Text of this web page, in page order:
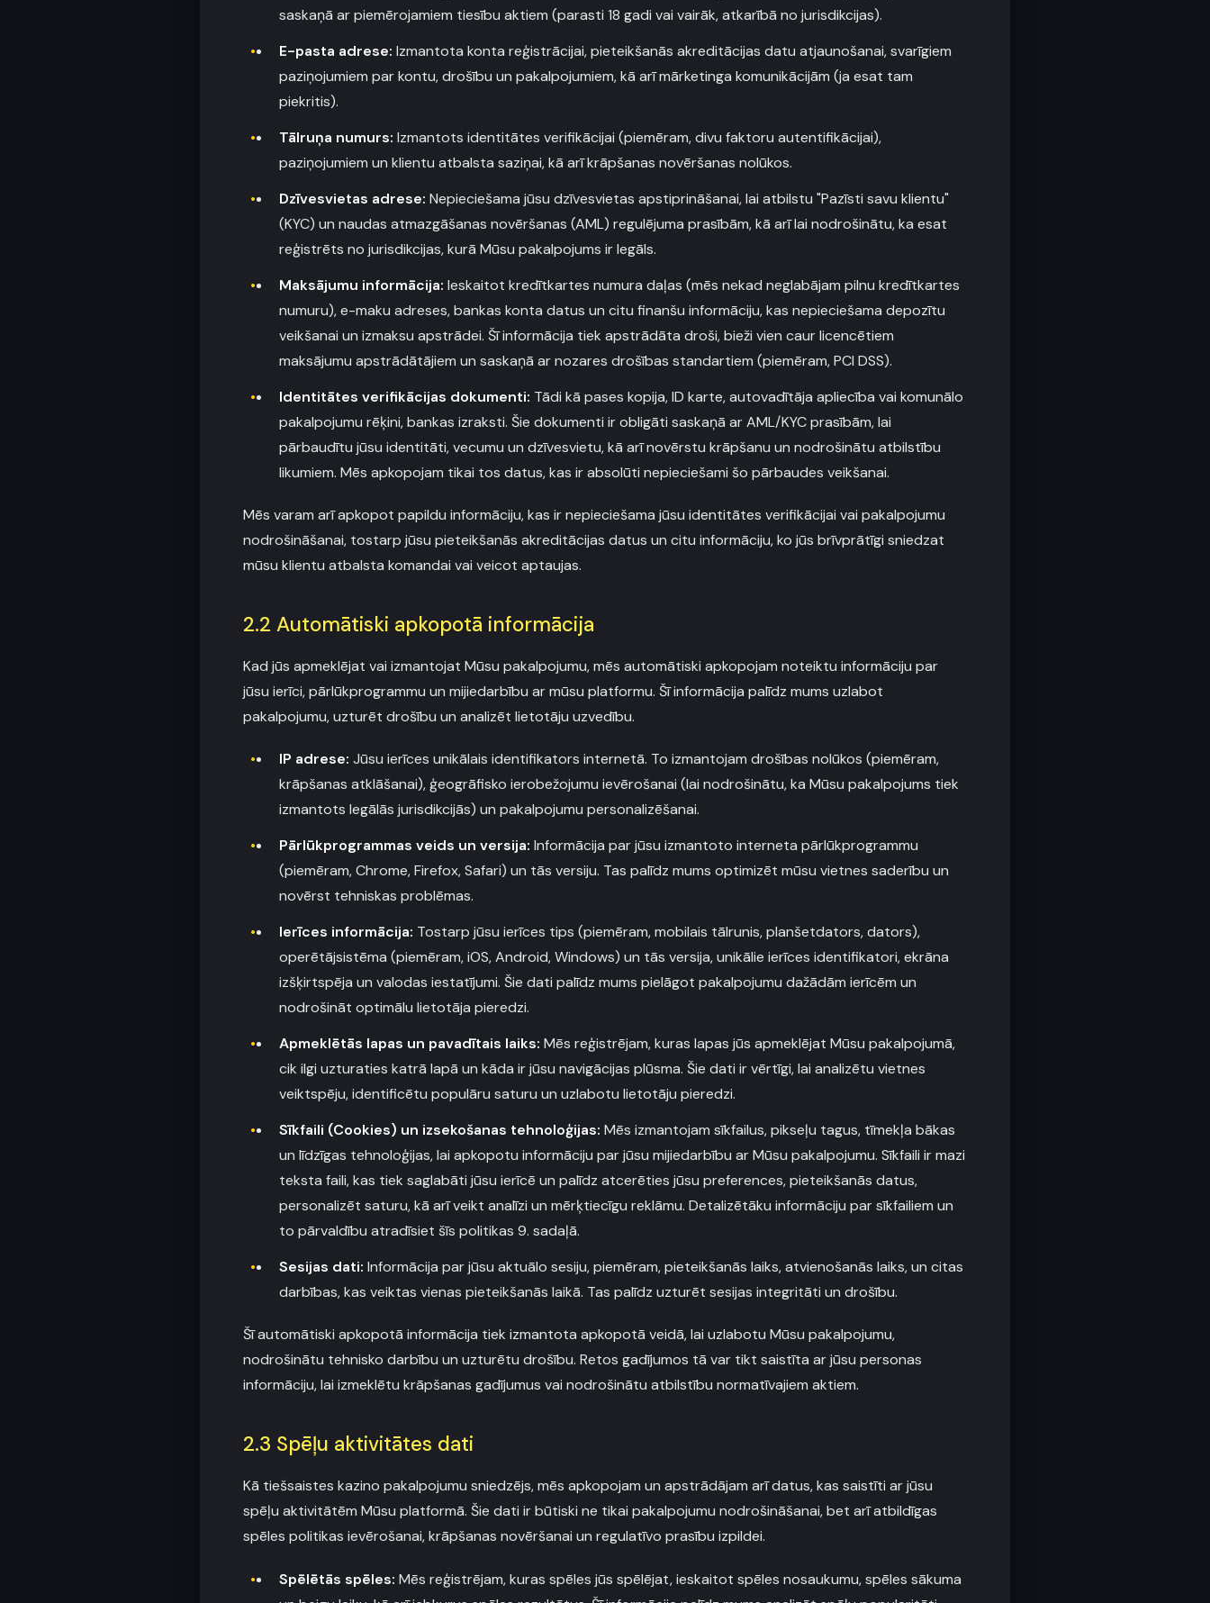
saskaņā ar piemērojamiem tiesību aktiem (parasti 18 gadi vai vairāk, atkarībā no jurisdikcijas).
E-pasta adrese: Izmantota konta reģistrācijai, pieteikšanās akreditācijas datu atjaunošanai, svarīgiem
paziņojumiem par kontu, drošību un pakalpojumiem, kā arī mārketinga komunikācijām (ja esat tam
piekritis).
Tālruņa numurs: Izmantots identitātes verifikācijai (piemēram, divu faktoru autentifikācijai),
paziņojumiem un klientu atbalsta saziņai, kā arī krāpšanas novēršanas nolūkos.
Dzīvesvietas adrese: Nepieciešama jūsu dzīvesvietas apstiprināšanai, lai atbilstu "Pazīsti savu klientu"
(KYC) un naudas atmazgāšanas novēršanas (AML) regulējuma prasībām, kā arī lai nodrošinātu, ka esat
reģistrēts no jurisdikcijas, kurā Mūsu pakalpojums ir legāls.
Maksājumu informācija: Ieskaitot kredītkartes numura daļas (mēs nekad neglabājam pilnu kredītkartes
numuru), e-maku adreses, bankas konta datus un citu finanšu informāciju, kas nepieciešama depozītu
veikšanai un izmaksu apstrādei. Šī informācija tiek apstrādāta droši, bieži vien caur licencētiem
maksājumu apstrādātājiem un saskaņā ar nozares drošības standartiem (piemēram, PCI DSS).
Identitātes verifikācijas dokumenti: Tādi kā pases kopija, ID karte, autovadītāja apliecība vai komunālo
pakalpojumu rēķini, bankas izraksti. Šie dokumenti ir obligāti saskaņā ar AML/KYC prasībām, lai
pārbaudītu jūsu identitāti, vecumu un dzīvesvietu, kā arī novērstu krāpšanu un nodrošinātu atbilstību
likumiem. Mēs apkopojam tikai tos datus, kas ir absolūti nepieciešami šo pārbaudes veikšanai.
Mēs varam arī apkopot papildu informāciju, kas ir nepieciešama jūsu identitātes verifikācijai vai pakalpojumu
nodrošināšanai, tostarp jūsu pieteikšanās akreditācijas datus un citu informāciju, ko jūs brīvprātīgi sniedzat
mūsu klientu atbalsta komandai vai veicot aptaujas.
2.2 Automātiski apkopotā informācija
Kad jūs apmeklējat vai izmantojat Mūsu pakalpojumu, mēs automātiski apkopojam noteiktu informāciju par
jūsu ierīci, pārlūkprogrammu un mijiedarbību ar mūsu platformu. Šī informācija palīdz mums uzlabot
pakalpojumu, uzturēt drošību un analizēt lietotāju uzvedību.
IP adrese: Jūsu ierīces unikālais identifikators internetā. To izmantojam drošības nolūkos (piemēram,
krāpšanas atklāšanai), ģeogrāfisko ierobežojumu ievērošanai (lai nodrošinātu, ka Mūsu pakalpojums tiek
izmantots legālās jurisdikcijās) un pakalpojumu personalizēšanai.
Pārlūkprogrammas veids un versija: Informācija par jūsu izmantoto interneta pārlūkprogrammu
(piemēram, Chrome, Firefox, Safari) un tās versiju. Tas palīdz mums optimizēt mūsu vietnes saderību un
novērst tehniskas problēmas.
Ierīces informācija: Tostarp jūsu ierīces tips (piemēram, mobilais tālrunis, planšetdators, dators),
operētājsistēma (piemēram, iOS, Android, Windows) un tās versija, unikālie ierīces identifikatori, ekrāna
izšķirtspēja un valodas iestatījumi. Šie dati palīdz mums pielāgot pakalpojumu dažādām ierīcēm un
nodrošināt optimālu lietotāja pieredzi.
Apmeklētās lapas un pavadītais laiks: Mēs reģistrējam, kuras lapas jūs apmeklējat Mūsu pakalpojumā,
cik ilgi uzturaties katrā lapā un kāda ir jūsu navigācijas plūsma. Šie dati ir vērtīgi, lai analizētu vietnes
veiktspēju, identificētu populāru saturu un uzlabotu lietotāju pieredzi.
Sīkfaili (Cookies) un izsekošanas tehnoloģijas: Mēs izmantojam sīkfailus, pikseļu tagus, tīmekļa bākas
un līdzīgas tehnoloģijas, lai apkopotu informāciju par jūsu mijiedarbību ar Mūsu pakalpojumu. Sīkfaili ir mazi
teksta faili, kas tiek saglabāti jūsu ierīcē un palīdz atcerēties jūsu preferences, pieteikšanās datus,
personalizēt saturu, kā arī veikt analīzi un mērķtiecīgu reklāmu. Detalizētāku informāciju par sīkfailiem un
to pārvaldību atradīsiet šīs politikas 9. sadaļā.
Sesijas dati: Informācija par jūsu aktuālo sesiju, piemēram, pieteikšanās laiks, atvienošanās laiks, un citas
darbības, kas veiktas vienas pieteikšanās laikā. Tas palīdz uzturēt sesijas integritāti un drošību.
Šī automātiski apkopotā informācija tiek izmantota apkopotā veidā, lai uzlabotu Mūsu pakalpojumu,
nodrošinātu tehnisko darbību un uzturētu drošību. Retos gadījumos tā var tikt saistīta ar jūsu personas
informāciju, lai izmeklētu krāpšanas gadījumus vai nodrošinātu atbilstību normatīvajiem aktiem.
2.3 Spēļu aktivitātes dati
Kā tiešsaistes kazino pakalpojumu sniedzējs, mēs apkopojam un apstrādājam arī datus, kas saistīti ar jūsu
spēļu aktivitātēm Mūsu platformā. Šie dati ir būtiski ne tikai pakalpojumu nodrošināšanai, bet arī atbildīgas
spēles politikas ievērošanai, krāpšanas novēršanai un regulatīvo prasību izpildei.
Spēlētās spēles: Mēs reģistrējam, kuras spēles jūs spēlējat, ieskaitot spēles nosaukumu, spēles sākuma